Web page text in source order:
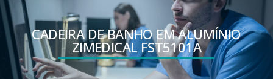
CADEIRA DE BANHO EM ALUMÍNIO
ZIMEDICAL FST5101A